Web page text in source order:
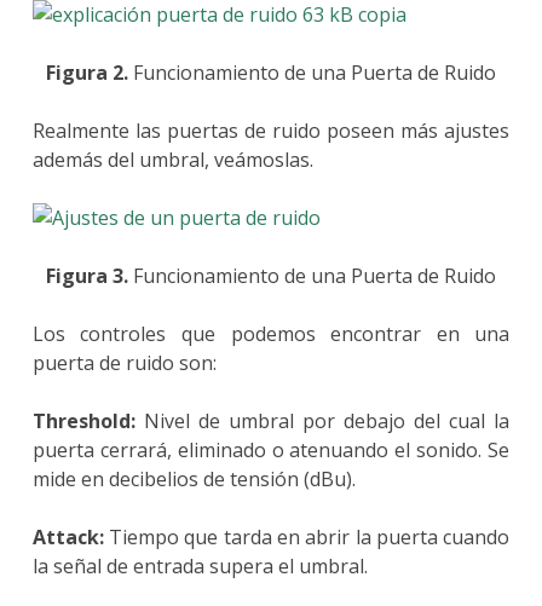
Figura 2. Funcionamiento de una Puerta de Ruido
Realmente las puertas de ruido poseen más ajustes
además del umbral, veámoslas.
Figura 3. Funcionamiento de una Puerta de Ruido
Los controles que podemos encontrar en una
puerta de ruido son:
Threshold:Nivel de umbral por debajo del cual la
puerta cerrará, eliminado o atenuando el sonido. Se
mide en decibelios de tensión (dBu).
Attack:Tiempo que tarda en abrir la puerta cuando
la señal de entrada supera el umbral.